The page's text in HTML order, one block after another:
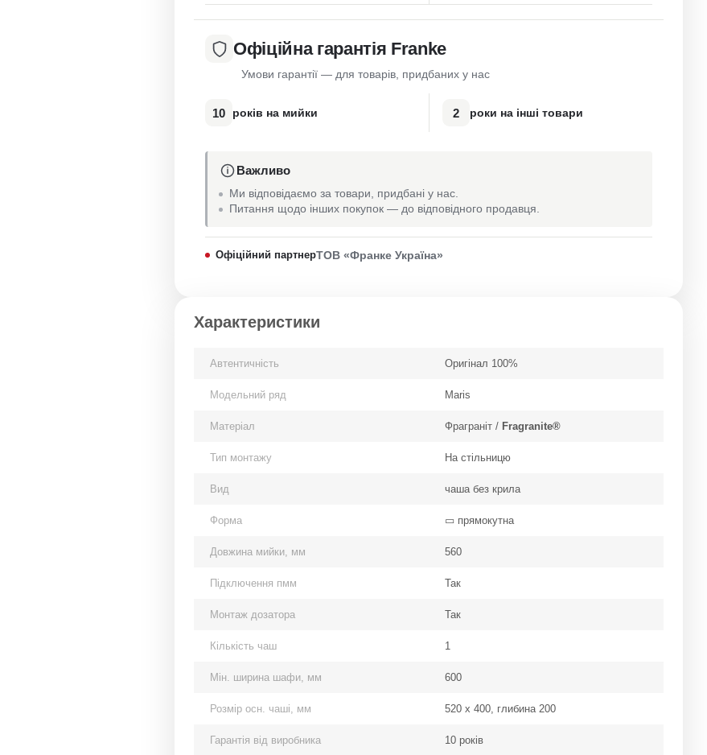
Офіційна гарантія Franke
Умови гарантії — для товарів, придбаних у нас
10 років на мийки 2 роки на інші товари
Важливо
Ми відповідаємо за товари, придбані у нас.
Питання щодо інших покупок — до відповідного продавця.
Офіційний партнерТОВ «Франке Україна»
Характеристики
Автентичність Оригінал 100%
Модельний ряд Maris
Матеріал Фраграніт / Fragranite®
Тип монтажу На стільницю
Вид чаша без крила
Форма ▭ прямокутна
Довжина мийки, мм 560
Підключення пмм Так
Монтаж дозатора Так
Кількість чаш 1
Мін. ширина шафи, мм 600
Розмір осн. чаші, мм 520 х 400, глибина 200
Гарантія від виробника 10 років